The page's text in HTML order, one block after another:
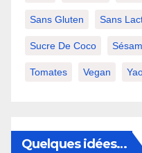
Sans Gluten Sans
Sucre De Coco
Tomates Vegan
Quelques idées…